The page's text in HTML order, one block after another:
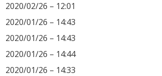
2020/02/26 – 12:01
2020/01/26 – 14:43
2020/01/26 – 14:43
2020/01/26 – 14:44
2020/01/26 – 14:33